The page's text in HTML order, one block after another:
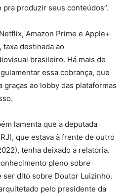
produzir seus conteúdos”.
Amazon Prime e Apple+
taxa destinada ao
brasileiro. Há mais de
essa cobrança, que
graças ao lobby das plataformas
lamenta que a deputada
que estava à frente de outro
tenha deixado a relatoria.
pleno sobre
ser dito sobre Doutor Luizinho.
pelo presidente da